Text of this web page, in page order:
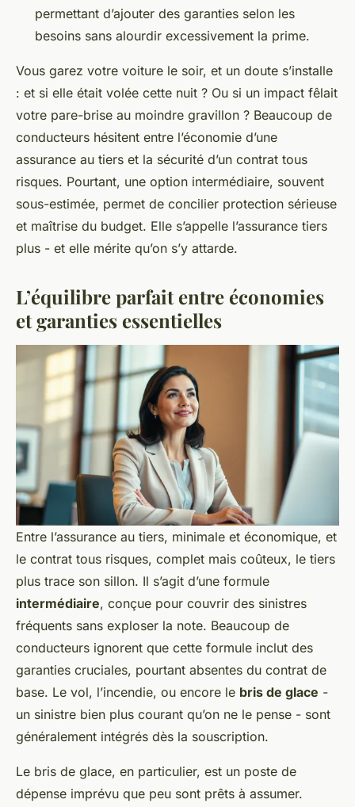
permettant d’ajouter des garanties selon les
besoins sans alourdir excessivement la prime.
Vous garez votre voiture le soir, et un doute s’installe
: et si elle était volée cette nuit ? Ou si un impact fêlait
votre pare-brise au moindre gravillon ? Beaucoup de
conducteurs hésitent entre l’économie d’une
assurance au tiers et la sécurité d’un contrat tous
risques. Pourtant, une option intermédiaire, souvent
sous-estimée, permet de concilier protection sérieuse
et maîtrise du budget. Elle s’appelle l’assurance tiers
plus - et elle mérite qu’on s’y attarde.
L’équilibre parfait entre économies
et garanties essentielles
Entre l’assurance au tiers, minimale et économique, et
le contrat tous risques, complet mais coûteux, le tiers
plus trace son sillon. Il s’agit d’une formule
intermédiaire, conçue pour couvrir des sinistres
fréquents sans exploser la note. Beaucoup de
conducteurs ignorent que cette formule inclut des
garanties cruciales, pourtant absentes du contrat de
base. Le vol, l’incendie, ou encore le bris de glace -
un sinistre bien plus courant qu’on ne le pense - sont
généralement intégrés dès la souscription.
Le bris de glace, en particulier, est un poste de
dépense imprévu que peu sont prêts à assumer.